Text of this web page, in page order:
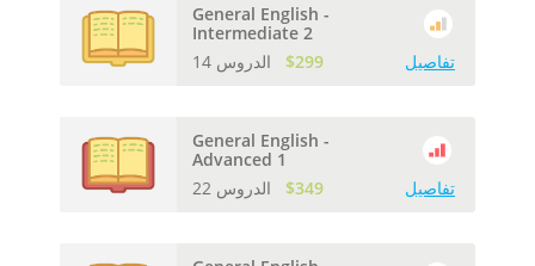
General English -
Intermediate 2
$299 تفاصيل
General English -
Advanced 1
$349 تفاصيل